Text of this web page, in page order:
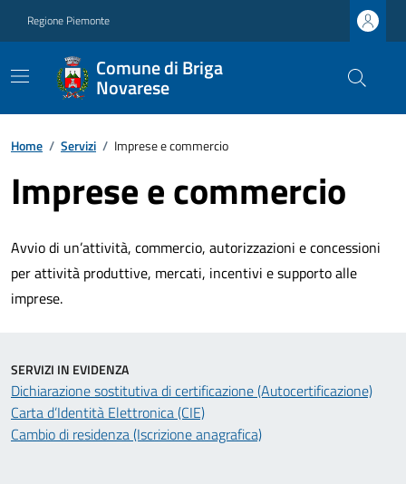
Regione Piemonte
Comune di Briga
Novarese
Home / Servizi / Imprese e commercio
Imprese e commercio
Avvio di un’attività, commercio, autorizzazioni e concessioni
per attività produttive, mercati, incentivi e supporto alle
imprese.
SERVIZI IN EVIDENZA
Dichiarazione sostitutiva di certificazione (Autocertificazione)
Carta d’Identità Elettronica (CIE)
Cambio di residenza (Iscrizione anagrafica)